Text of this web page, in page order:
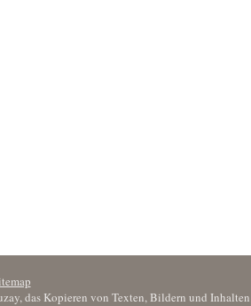
das Kopieren von Texten, Bildern und